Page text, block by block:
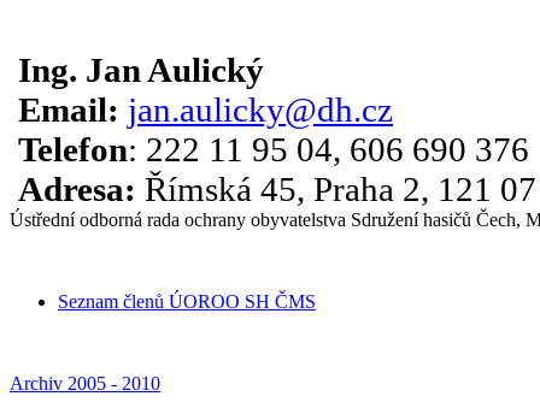
Ing. Jan Aulický
Email: jan.aulicky@dh.cz
Telefon: 222 11 95 04, 606 690 376
Adresa: Římská 45, Praha 2, 121 07
Ústřední odborná rada ochrany obyvatelstva Sdružení hasičů Čech,
Seznam členů ÚOROO SH ČMS
Archiv 2005 - 2010